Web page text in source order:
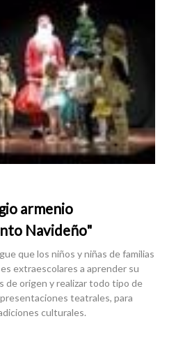
armenio
Navideño"
que los niños y niñas de familias
extraescolares a aprender su
de origen y realizar todo tipo de
teatrales, para
culturales.